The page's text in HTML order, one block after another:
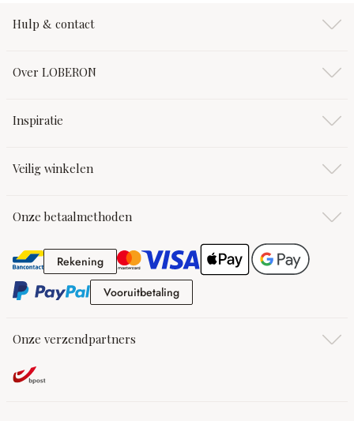
Hulp & contact
Over LOBERON
Inspiratie
Veilig winkelen
Onze betaalmethoden
RekeningRekening
VooruitbetalingVooruitbetaling
Onze verzendpartners